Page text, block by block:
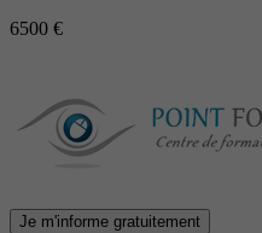
6500 €
Je m'informe gratuitement